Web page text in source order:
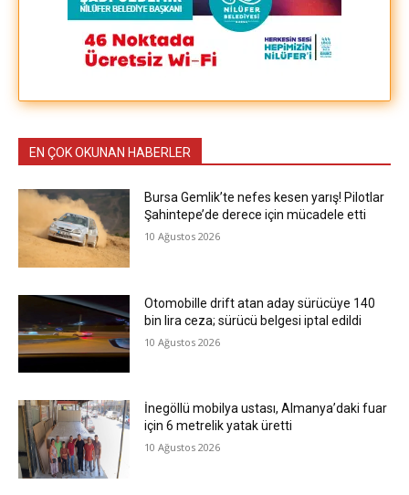
EN ÇOK OKUNAN HABERLER
Bursa Gemlik’te nefes kesen yarış! Pilotlar
Şahintepe’de derece için mücadele etti
10 Ağustos 2026
Otomobille drift atan aday sürücüye 140
bin lira ceza; sürücü belgesi iptal edildi
10 Ağustos 2026
İnegöllü mobilya ustası, Almanya’daki fuar
için 6 metrelik yatak üretti
10 Ağustos 2026